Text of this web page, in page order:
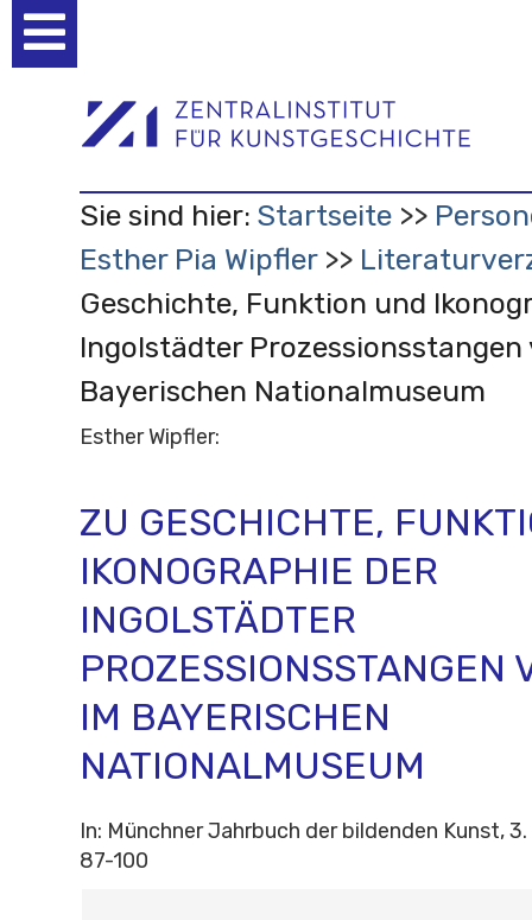
Werkzeuge
Sie sind hier: Startseite
Esther Pia Wipfler
Geschichte, Funktion und
Ingolstädter Prozessionsstangen
Bayerischen Nationalmuseum
Esther Wipfler:
ZU GESCHICHTE,
IKONOGRAPHIE DER
INGOLSTÄDTER
PROZESSIONSSTANGEN
IM BAYERISCHEN
NATIONALMUSEUM
In: Münchner Jahrbuch der bildenden Kunst, 3.
87-100